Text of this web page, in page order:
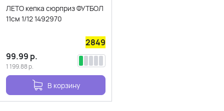
ЛЕТО кепка сюрприз ФУТБОЛ
11см 1/12 1492970
2849
99.99 р.
1 199.88р.
В корзину